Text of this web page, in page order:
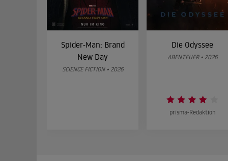
Spider-Man: Brand
New Day
SCIENCE FICTION • 2026
Die Odyssee
ABENTEUER • 2026
prisma-Redaktion